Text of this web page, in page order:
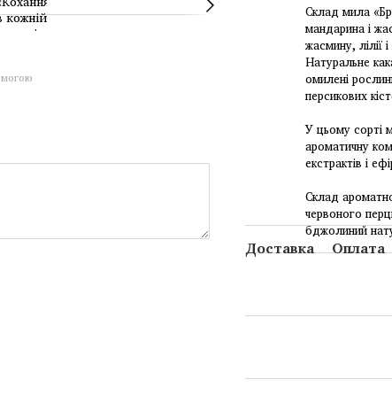
Склад мила
мандарина і
жасмину, лілії
Натуральне
омилені
персикових
У цьому сорті
ароматичну
екстрактів і
Склад
червоного
бджолиний
Доставка Оплата